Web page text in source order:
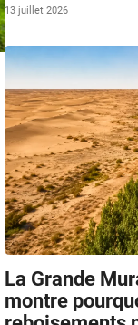
13 juillet 2026
La Grande
montre